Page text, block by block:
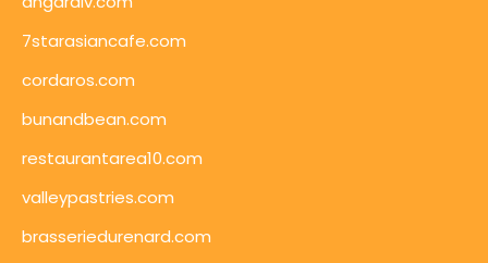
7starasiancafe.com
cordaros.com
bunandbean.com
restaurantarea10.com
valleypastries.com
brasseriedurenard.com